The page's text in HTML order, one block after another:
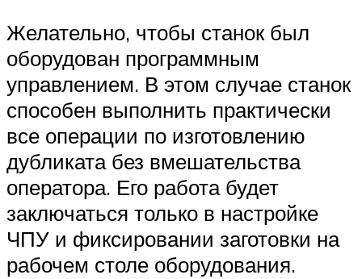
Желательно, чтобы станок был
оборудован программным
управлением. В этом случае станок
способен выполнить практически
все операции по изготовлению
дубликата без вмешательства
оператора. Его работа будет
заключаться только в настройке
ЧПУ и фиксировании заготовки на
рабочем столе оборудования.